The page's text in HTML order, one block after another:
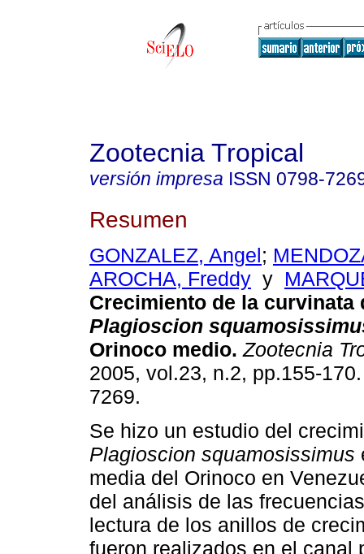
Zootecnia Tropical
versión impresa ISSN 0798-
Resumen
GONZALEZ, Angel;
AROCHA, Freddy y
Crecimiento de la curvinata
Plagioscion
Orinoco medio. Zootecnia
2005, vol.23, n.2, pp.155-
7269.
Se hizo un estudio del
Plagioscion squamosissimus
media del Orinoco en
del análisis de las
lectura de los anillos de
fueron realizados en el canal